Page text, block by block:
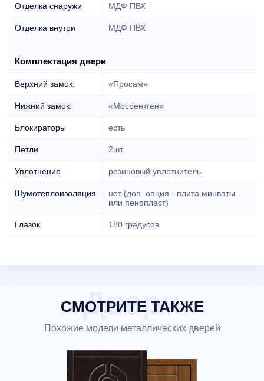
Отделка снаружи МДФ ПВХ
Отделка внутри МДФ ПВХ
Комплектация двери
Верхний замок: «Просам»
Нижний замок: «Мосрентген»
Блокираторы есть
Петли 2шт.
Уплотнение резиновый уплотнитель
Шумотеплоизоляция
нет (доп. опция - плита минваты
или пенопласт)
Глазок 180 градусов
СМОТРИТЕ ТАКЖЕ
Похожие модели металлических дверей